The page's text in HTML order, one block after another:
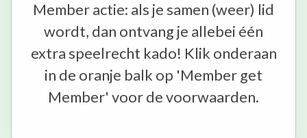
Member actie: als je samen (weer) lid
wordt, dan ontvang je allebei één
extra speelrecht kado! Klik onderaan
in de oranje balk op 'Member get
Member' voor de voorwaarden.